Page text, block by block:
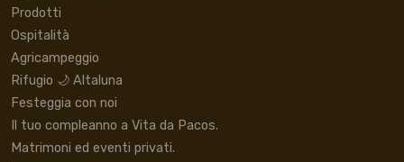
Prodotti
Ospitalità
Agricampeggio
Rifugio 🌙 Altaluna
Festeggia con noi
Il tuo compleanno a Vita da Pacos.
Matrimoni ed eventi privati.